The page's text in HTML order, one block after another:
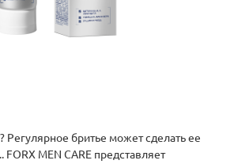
Регулярное бритье может сделать ее
MEN CARE представляет